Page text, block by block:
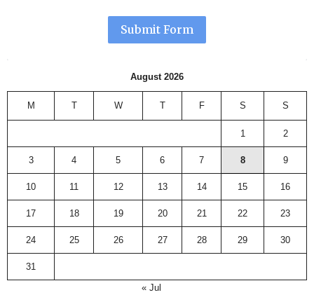
Submit Form
August 2026
M T W T F S S
1 2
3 4 5 6 7 8 9
10 11 12 13 14 15 16
17 18 19 20 21 22 23
24 25 26 27 28 29 30
31
« Jul